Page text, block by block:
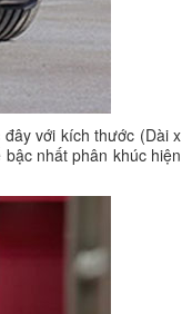
với kích thước (Dài x
nhất phân khúc hiện